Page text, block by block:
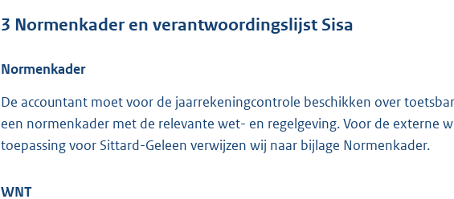
3 Normenkader en verantwoordingslijst Sisa
Normenkader
De accountant moet voor de jaarrekeningcontrole beschikken over
een normenkader met de relevante wet- en regelgeving. Voor de externe
toepassing voor Sittard-Geleen verwijzen wij naar bijlage Normenkader.
WNT